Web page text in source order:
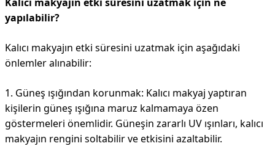
yapılabilir?
Kalıcı makyajın etki süresini uzatmak için aşağıdaki
önlemler alınabilir:
1. Güneş ışığından korunmak: Kalıcı makyaj yaptıran
kişilerin güneş ışığına maruz kalmamaya özen
göstermeleri önemlidir. Güneşin zararlı UV ışınları, kalıcı
makyajın rengini soltabilir ve etkisini azaltabilir.